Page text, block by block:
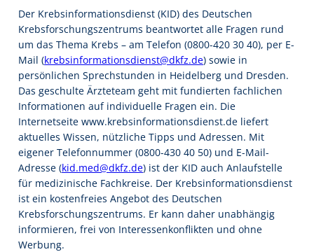
Der Krebsinformationsdienst (KID) des Deutschen
Krebsforschungszentrums beantwortet alle Fragen rund
um das Thema Krebs – am Telefon (0800-420 30 40), per E-
Mail (krebsinformationsdienst@dkfz.de) sowie in
persönlichen Sprechstunden in Heidelberg und Dresden.
Das geschulte Ärzteteam geht mit fundierten fachlichen
Informationen auf individuelle Fragen ein. Die
Internetseite www.krebsinformationsdienst.de liefert
aktuelles Wissen, nützliche Tipps und Adressen. Mit
eigener Telefonnummer (0800-430 40 50) und E-Mail-
Adresse (kid.med@dkfz.de) ist der KID auch Anlaufstelle
für medizinische Fachkreise. Der Krebsinformationsdienst
ist ein kostenfreies Angebot des Deutschen
Krebsforschungszentrums. Er kann daher unabhängig
informieren, frei von Interessenkonflikten und ohne
Werbung.